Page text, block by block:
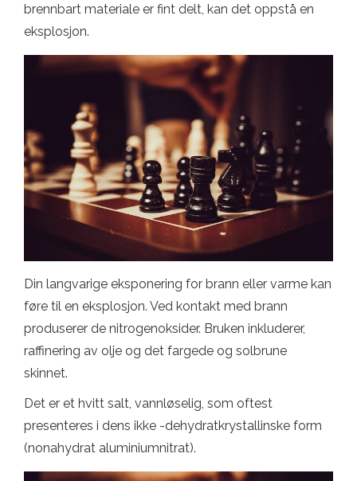
brennbart materiale er fint delt, kan det oppstå en
eksplosjon.
Din langvarige eksponering for brann eller varme kan
føre til en eksplosjon. Ved kontakt med brann
produserer de nitrogenoksider. Bruken inkluderer,
raffinering av olje og det fargede og solbrune
skinnet.
Det er et hvitt salt, vannløselig, som oftest
presenteres i dens ikke -dehydratkrystallinske form
(nonahydrat aluminiumnitrat).